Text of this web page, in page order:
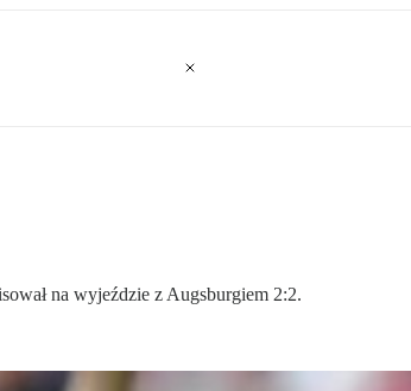
na wyjeździe z Augsburgiem 2:2.